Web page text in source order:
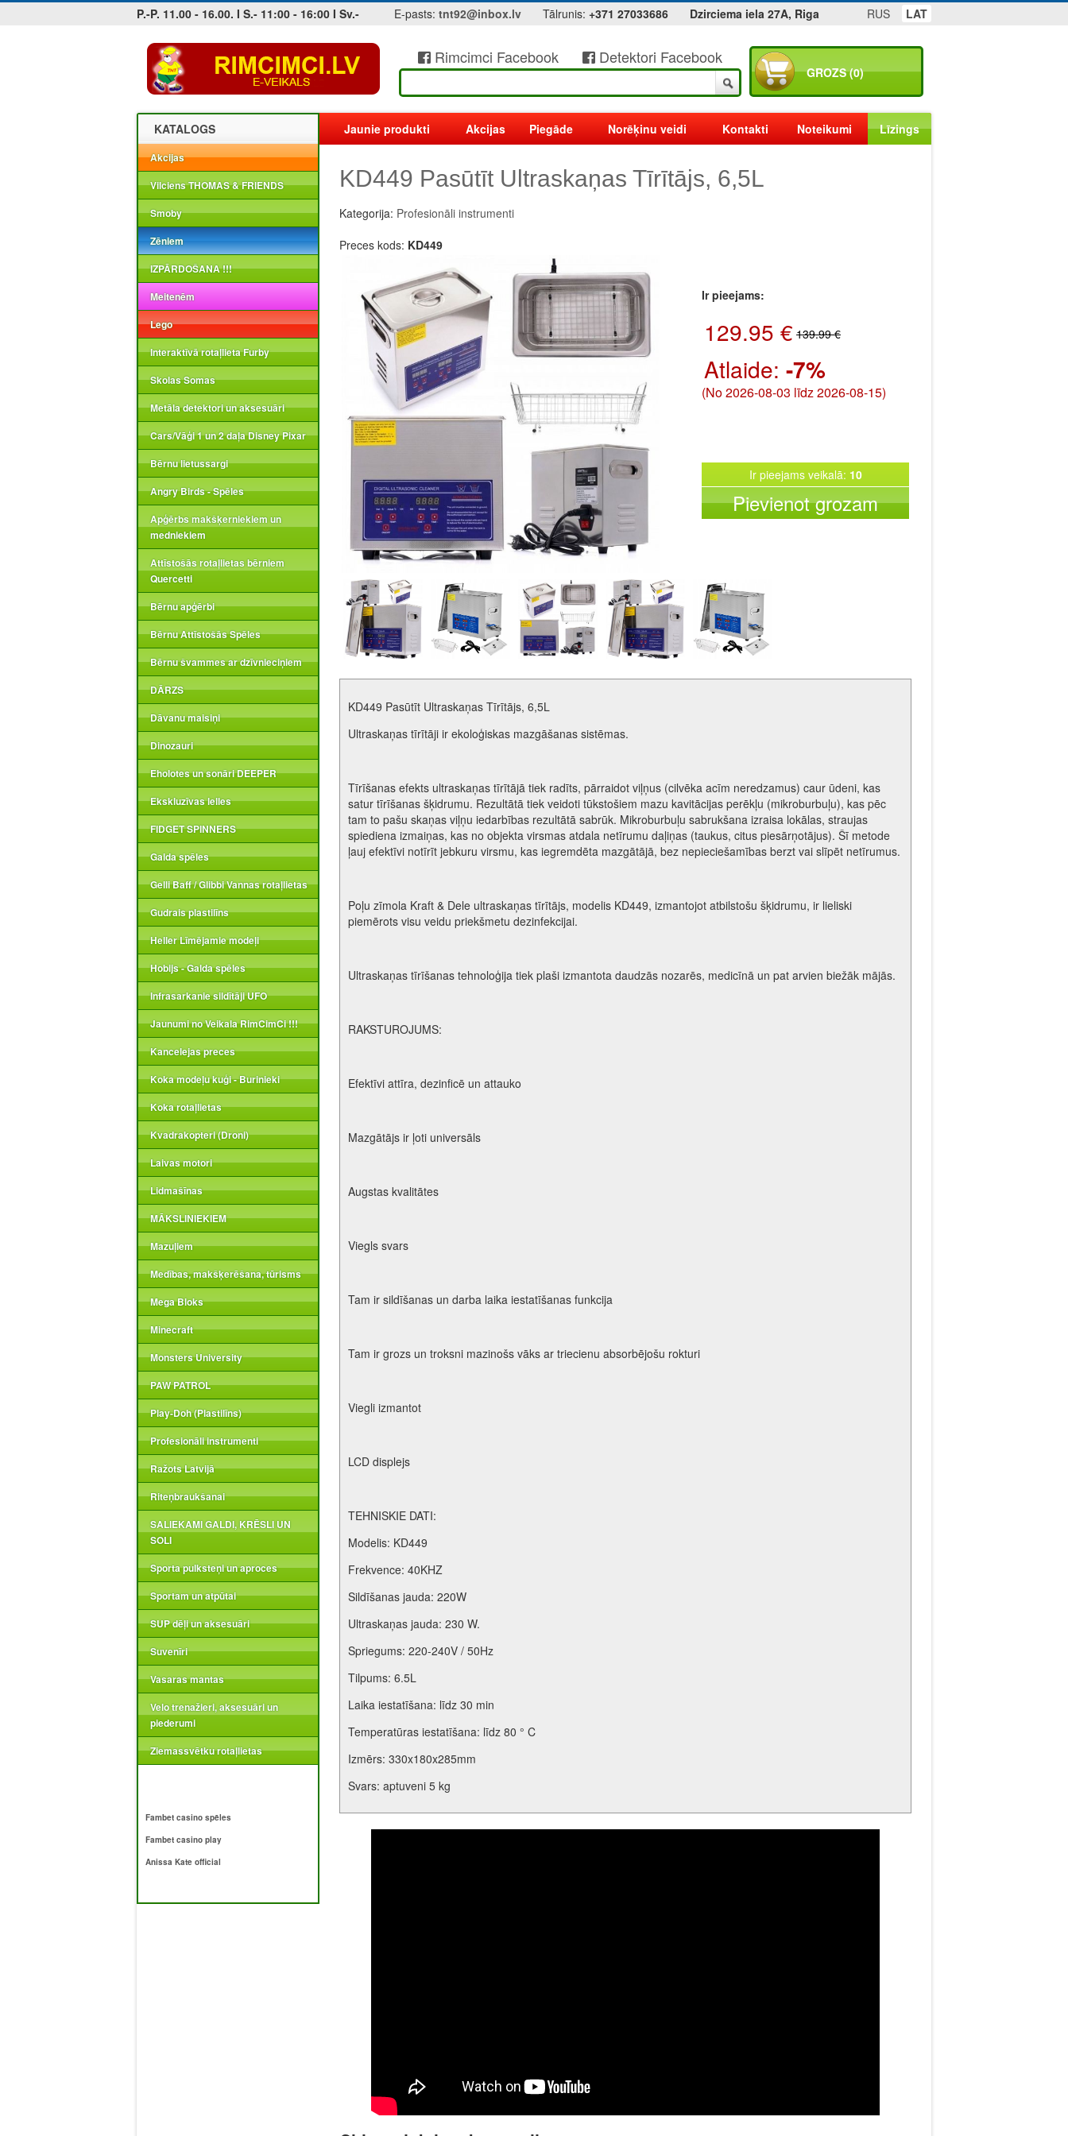
P.-P. 11.00 - 16.00. I S.- 11:00 - 16:00 I Sv.- E-pasts: tnt92@inbox.lv Tālrunis: +371 27033686 Dzirciema iela 27A, Riga LAT
RUS
Jobs at sea and maritime vacancies Rimcimci Facebook Detektori Facebook
GROZS (0)
KATALOGS
Akcijas
Vilciens THOMAS & FRIENDS
Smoby
Zēniem
IZPĀRDOŠANA !!!
Meitenēm
Lego
Interaktīvā rotaļlieta Furby
Skolas Somas
Metāla detektori un aksesuāri
Cars/Vāģi 1 un 2 daļa Disney Pixar
Bērnu lietussargi
Angry Birds - Spēles
Apģērbs makšķerniekiem un
medniekiem
Attīstošās rotaļlietas bērniem
Quercetti
Bērnu apģērbi
Bērnu Attīstošās Spēles
Bērnu švammes ar dzīvnieciņiem
DĀRZS
Dāvanu maisiņi
Dinozauri
Eholotes un sonāri DEEPER
Ekskluzīvas lelles
FIDGET SPINNERS
Galda spēles
Gelli Baff / Glibbi Vannas rotaļlietas
Gudrais plastilīns
Heller Līmējamie modeļi
Hobijs - Galda spēles
Infrasarkanie sildītāji UFO
Jaunumi no Veikala RimCimCi !!!
Kancelejas preces
Koka modeļu kuģi - Burinieki
Koka rotaļlietas
Kvadrakopteri (Droni)
Laivas motori
Lidmašīnas
MĀKSLINIEKIEM
Mazuļiem
Medības, makšķerēšana, tūrisms
Mega Bloks
Minecraft
Monsters University
PAW PATROL
Play-Doh (Plastilīns)
Profesionāli instrumenti
Ražots Latvijā
Riteņbraukšanai
SALIEKAMI GALDI, KRĒSLI UN
SOLI
Sporta pulksteņi un aproces
Sportam un atpūtai
SUP dēļi un aksesuāri
Suvenīri
Vasaras mantas
Velo trenažieri, aksesuāri un
piederumi
Ziemassvētku rotaļlietas
Fambet casino spēles
Fambet casino play
Anissa Kate official
Jaunie produkti Akcijas Piegāde Norēķinu veidi Kontakti Noteikumi Līzings
KD449 Pasūtīt Ultraskaņas Tīrītājs, 6,5L
Kategorija: Profesionāli instrumenti
Preces kods: KD449
Ir pieejams:
129.95 € 139.99 €
Atlaide: -7%
(No 2026-08-03 līdz 2026-08-15)
Ir pieejams veikalā: 10
Pievienot grozam
KD449 Pasūtīt Ultraskaņas Tīrītājs, 6,5L
Ultraskaņas tīrītāji ir ekoloģiskas mazgāšanas sistēmas.
Tīrīšanas efekts ultraskaņas tīrītājā tiek radīts, pārraidot viļņus (cilvēka acīm neredzamus) caur ūdeni, kas
satur tīrīšanas šķidrumu. Rezultātā tiek veidoti tūkstošiem mazu kavitācijas perēkļu (mikroburbuļu), kas pēc
tam to pašu skaņas viļņu iedarbības rezultātā sabrūk. Mikroburbuļu sabrukšana izraisa lokālas, straujas
spiediena izmaiņas, kas no objekta virsmas atdala netīrumu daļiņas (taukus, citus piesārņotājus). Šī metode
ļauj efektīvi notīrīt jebkuru virsmu, kas iegremdēta mazgātājā, bez nepieciešamības berzt vai slīpēt netīrumus.
Poļu zīmola Kraft & Dele ultraskaņas tīrītājs, modelis KD449, izmantojot atbilstošu šķidrumu, ir lieliski
piemērots visu veidu priekšmetu dezinfekcijai.
Ultraskaņas tīrīšanas tehnoloģija tiek plaši izmantota daudzās nozarēs, medicīnā un pat arvien biežāk mājās.
RAKSTUROJUMS:
Efektīvi attīra, dezinficē un attauko
Mazgātājs ir ļoti universāls
Augstas kvalitātes
Viegls svars
Tam ir sildīšanas un darba laika iestatīšanas funkcija
Tam ir grozs un troksni mazinošs vāks ar triecienu absorbējošu rokturi
Viegli izmantot
LCD displejs
TEHNISKIE DATI:
Modelis: KD449
Frekvence: 40KHZ
Sildīšanas jauda: 220W
Ultraskaņas jauda: 230 W.
Spriegums: 220-240V / 50Hz
Tilpums: 6.5L
Laika iestatīšana: līdz 30 min
Temperatūras iestatīšana: līdz 80 ° C
Izmērs: 330x180x285mm
Svars: aptuveni 5 kg